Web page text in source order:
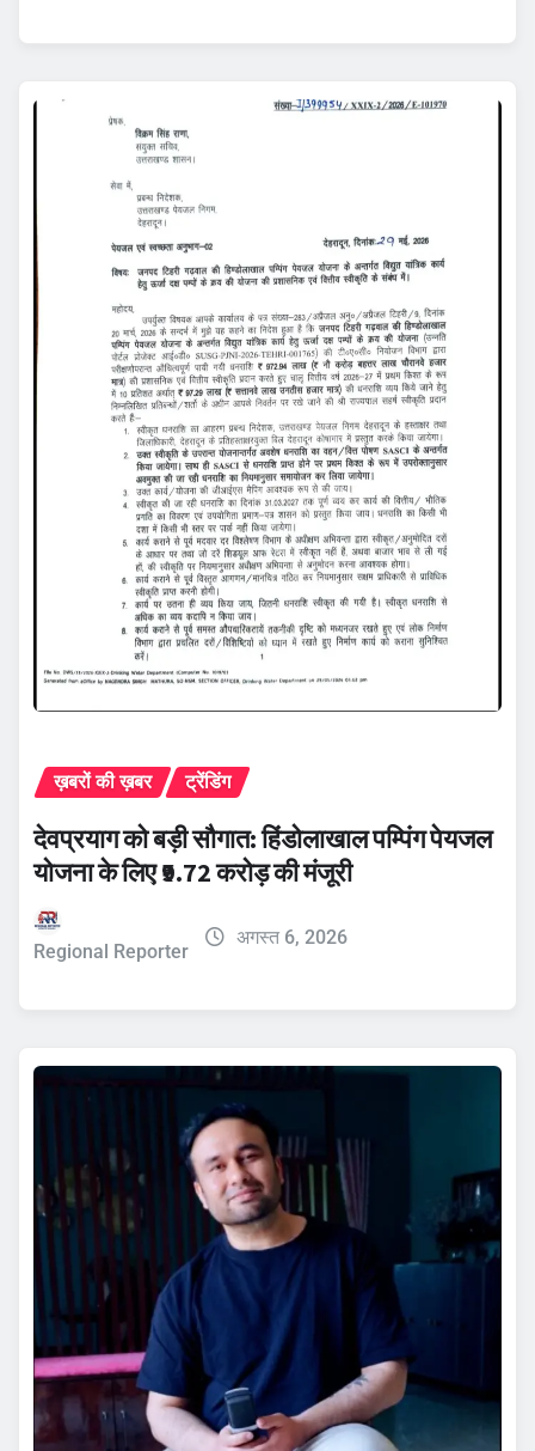
ख़बरों की ख़बर ट्रेंडिंग
देवप्रयाग को बड़ी सौगात: हिंडोलाखाल पम्पिंग पेयजल
योजना के लिए ₹9.72 करोड़ की मंजूरी
Regional Reporter
अगस्त 6, 2026